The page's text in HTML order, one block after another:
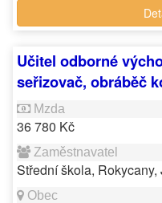
Učitel odborné
seřizovač, obráběč
36 780 Kč
Střední škola, Rokycany,